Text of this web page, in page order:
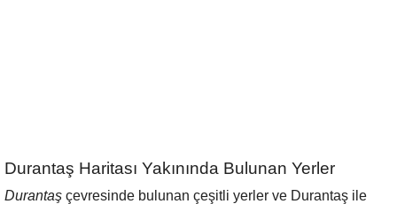
Durantaş Haritası Yakınında Bulunan Yerler
Durantaş çevresinde bulunan çeşitli yerler ve Durantaş ile